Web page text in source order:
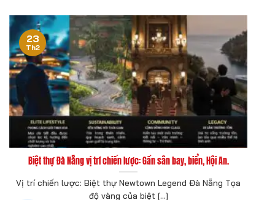
Biệt thự Đà Nẵng vị trí chiến lược: Gần sân bay, biển, Hội An.
Vị trí chiến lược: Biệt thự Newtown Legend Đà Nẵng Tọa
độ vàng của biệt [...]
23
Th2